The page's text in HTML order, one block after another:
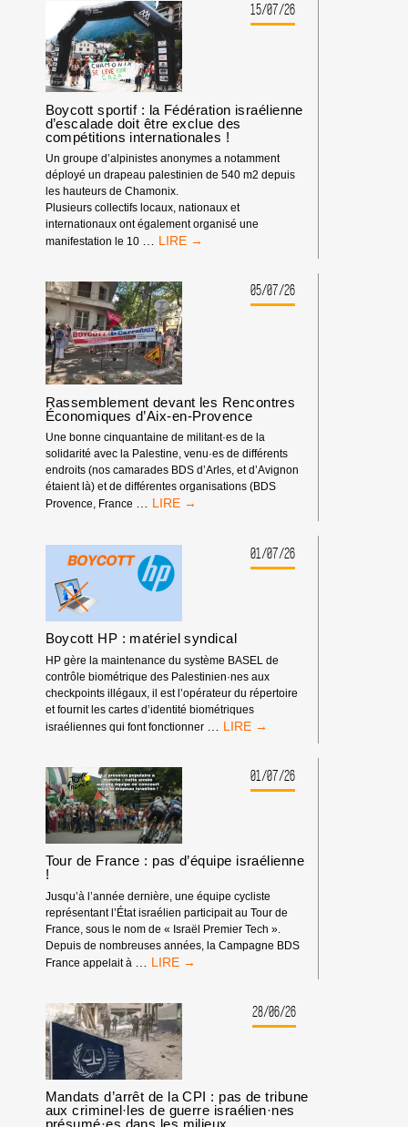
BDS
:
NOTRE
IMPACT
DEPUIS
LE
DÉBUT
DE
L’ANNÉE
2026
15/07/26
Boycott sportif : la Fédération israélienne
d’escalade doit être exclue des
compétitions internationales !
Un groupe d’alpinistes anonymes a notamment
déployé un drapeau palestinien de 540 m2 depuis
les hauteurs de Chamonix.
Plusieurs collectifs locaux, nationaux et
internationaux ont également organisé une
manifestation le 10 … BOYCOTT
LA
FÉDÉRATION
ISRAÉLIENNE
D’ESCALADE
DOIT
ÊTRE
EXCLUE
DES
COMPÉTITIONS
INTERNATIONALES
!
05/07/26
Rassemblement devant les Rencontres
Économiques d’Aix-en-Provence
Une bonne cinquantaine de militant·es de la
solidarité avec la Palestine, venu·es de différents
endroits (nos camarades BDS d’Arles, et d’Avignon
étaient là) et de différentes organisations (BDS
Provence, France … RASSEMBLEMENT
RENCONTRES
ÉCONOMIQUES
D’AIX-
01/07/26
Boycott HP : matériel syndical
HP gère la maintenance du système BASEL de
contrôle biométrique des Palestinien·nes aux
checkpoints illégaux, il est l’opérateur du répertoire
et fournit les cartes d’identité biométriques
israéliennes qui font fonctionner
BOYCOTT
MATÉRIEL
SYNDICAL
01/07/26
Tour de France : pas d’équipe israélienne
!
Jusqu’à l’année dernière, une équipe cycliste
représentant l’État israélien participait au Tour de
France, sous le nom de « Israël Premier Tech ».
Depuis de nombreuses années, la Campagne BDS
France appelait à
TOUR
:
PAS
D’ÉQUIPE
ISRAÉLIENNE
!
28/06/26
Mandats d’arrêt de la CPI : pas de tribune
aux criminel·les de guerre israélien·nes